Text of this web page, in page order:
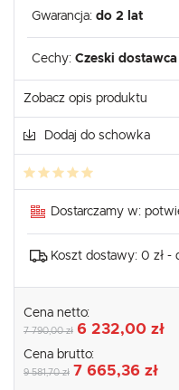
Gwarancja: do 2 lat
Cechy: Czeski dostawca
Zobacz opis produktu
Dodaj do schowka
Dostarczamy w:
Koszt dostawy: 0 zł -
Cena netto:
7 790,00 zł 6 232,00 zł
Cena brutto:
9 581,70 zł 7 665,36 zł